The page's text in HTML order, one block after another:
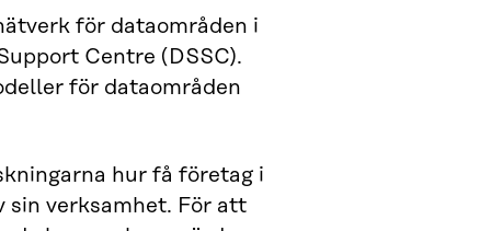
för dataområden i
Centre (DSSC).
för dataområden
hur få företag i
sin verksamhet. För att